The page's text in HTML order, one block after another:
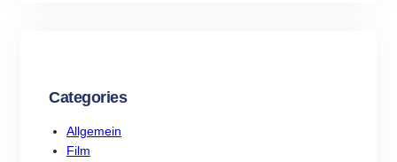
Categories
Allgemein
Film